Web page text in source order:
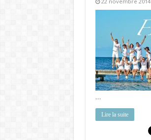
…
Lire la suite